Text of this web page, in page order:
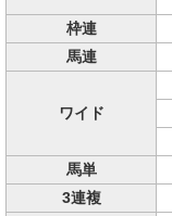
枠連
馬連
ワイド
馬単
3連複